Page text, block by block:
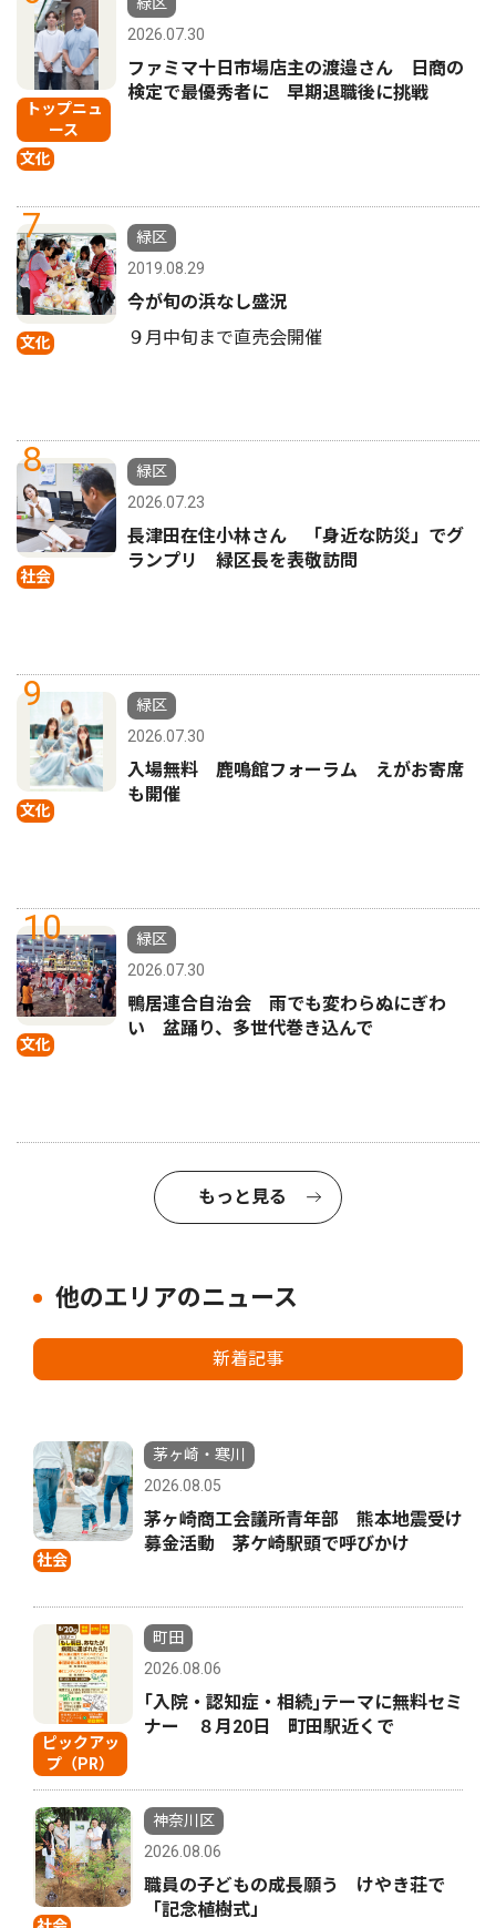
トップニュ
ース
文化
2026.07.30
ファミマ十日市場店主の渡邉さん 日商の
検定で最優秀者に 早期退職後に挑戦
7
文化
緑区
2019.08.29
今が旬の浜なし盛況
９月中旬まで直売会開催
8
社会
緑区
2026.07.23
長津田在住小林さん 「身近な防災」でグ
ランプリ 緑区長を表敬訪問
9
文化
緑区
2026.07.30
入場無料 鹿鳴館フォーラム えがお寄席
も開催
10
文化
緑区
2026.07.30
鴨居連合自治会 雨でも変わらぬにぎわ
い 盆踊り、多世代巻き込んで
もっと見る
他のエリアのニュース
新着記事
社会
茅ヶ崎・寒川
2026.08.05
茅ヶ崎商工会議所青年部 熊本地震受け
募金活動 茅ケ崎駅頭で呼びかけ
ピックアッ
プ（PR）
町田
2026.08.06
｢入院・認知症・相続｣テーマに無料セミ
ナー ８月20日 町田駅近くで
神奈川区
2026.08.06
職員の子どもの成長願う けやき荘で
「記念植樹式」